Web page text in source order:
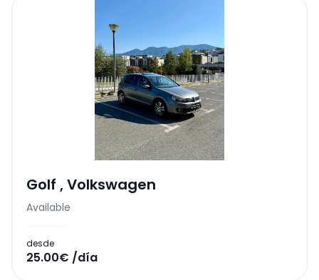
Golf ,Volkswagen
Available
desde
25.00€ /día